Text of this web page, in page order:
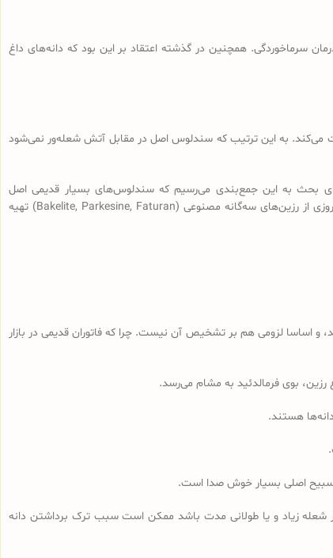
سرماخوردگی. همچنین در گذشته اعتقاد بر این بود که دانه‌های داغ
می‌کند. به این ترتیب که سندلوس اصل در مقابل آتش شعله‌ور نمی‌شود
بحث به این جمع‌بندی می‌رسیم که سندلوس‌های بسیار قدیمی اصل
(سندلوس‌هایی با قدمت بیش از 100 سال، نه آنچه که در بازار به نام سندلوس آلمانی قدیمی فروخته می‌شود) از رزین طبیعی ساخته شده و سندلوس‌‌های اصل امروزی از رزین‌های سه‌گانه مصنوعی (Bakelite, Parkesine, Faturan) تهیه
اساسا لزومی هم بر تشخیص آن نیست. چرا که فاتوران قدیمی در بازار
هستند.
تسبیح اصلی بسیار خوش صدا است.
شعله زیاد و یا طولانی مدت باشد ممکن است سبب ترک برداشتن دانه